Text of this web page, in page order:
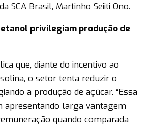
SCA Brasil, Martinho Seiiti Ono.
privilegiam produção de
que, diante do incentivo ao
o setor tenta reduzir o
a produção de açúcar. “Essa
apresentando larga vantagem
quando comparada